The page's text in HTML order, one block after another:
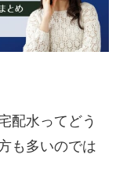
配水ってどう
も多いのでは